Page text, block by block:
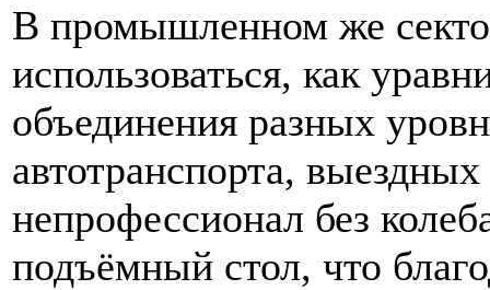
В промышленном же
использоваться, как
объединения разных
автотранспорта,
непрофессионал без
подъёмный стол, что